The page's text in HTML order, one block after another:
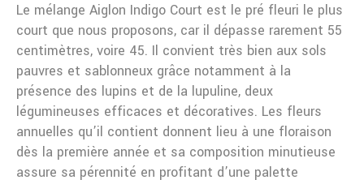
Le mélange Aiglon Indigo Court est le pré fleuri le plus
court que nous proposons, car il dépasse rarement 55
centimètres, voire 45. Il convient très bien aux sols
pauvres et sablonneux grâce notamment à la
présence des lupins et de la lupuline, deux
légumineuses efficaces et décoratives. Les fleurs
annuelles qu’il contient donnent lieu à une floraison
dès la première année et sa composition minutieuse
assure sa pérennité en profitant d’une palette